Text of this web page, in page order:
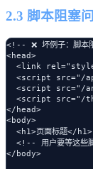
2.3 脚本阻塞
<!-- ❌ 坏例子：脚本
<head>
<link
<script src="/
<script src="/
<script src="/
</head>
<body>
  <h1>页面标题</h1>
<!-- 用户要等这些
</body>